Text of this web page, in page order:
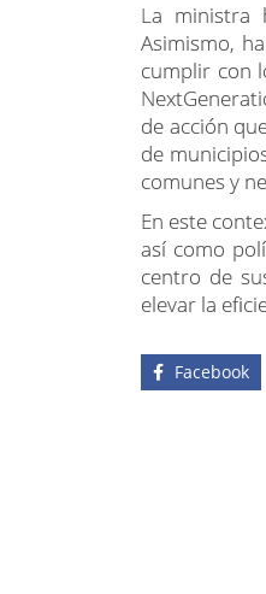
La ministra
Asimismo,
cumplir con
de acción
de
comunes y
En este
así como
centro de
elevar la
Facebook